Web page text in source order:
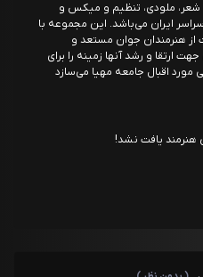
ملودی، تنظیم و میکس و
ایران می‌باشد. این مجموعه با
هنرمندان جوان مستعد و
ارتقا و رشد آنها زمینه را برای
مورد اقبال جامعه مهیا می‌سازد
هنرمند یافت نشد!